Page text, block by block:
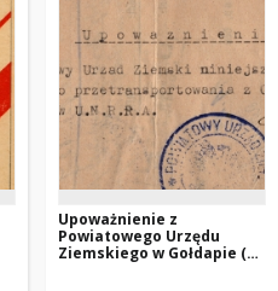
Upoważnienie z
Powiatowego Urzędu
Ziemskiego w Gołdapie (18